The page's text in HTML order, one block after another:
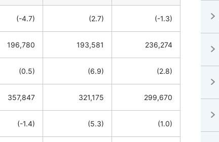
(-4.7) (2.7) (-1.3)
196,780 193,581 236,274
(0.5) (6.9) (2.8)
357,847 321,175 299,670
(-1.4) (5.3) (1.0)